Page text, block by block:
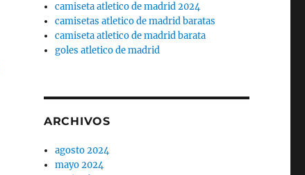
camiseta atletico de madrid 2024
camisetas atletico de madrid baratas
camiseta atletico de madrid barata
goles atletico de madrid
ARCHIVOS
agosto 2024
mayo 2024